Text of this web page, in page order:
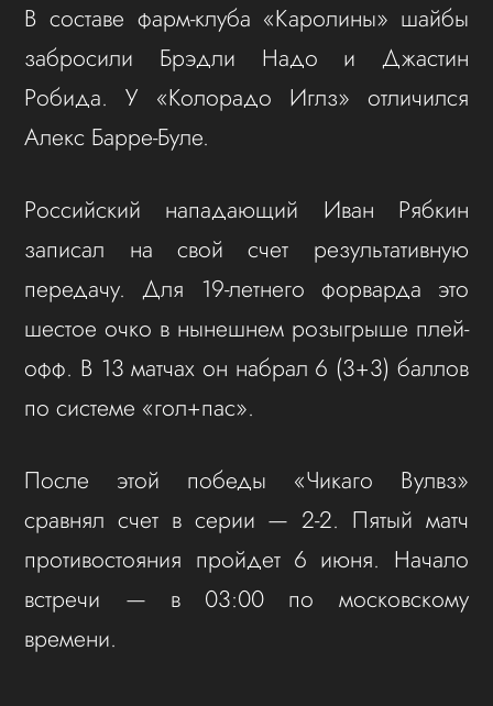
В составе фарм-клуба «Каролины» шайбы
забросили Брэдли Надо и Джастин
Робида. У «Колорадо Иглз» отличился
Алекс Барре-Буле.
Российский нападающий Иван Рябкин
записал на свой счет результативную
передачу. Для 19-летнего форварда это
шестое очко в нынешнем розыгрыше плей-
офф. В 13 матчах он набрал 6 (3+3) баллов
по системе «гол+пас».
После этой победы «Чикаго Вулвз»
сравнял счет в серии — 2-2. Пятый матч
противостояния пройдет 6 июня. Начало
встречи — в 03:00 по московскому
времени.